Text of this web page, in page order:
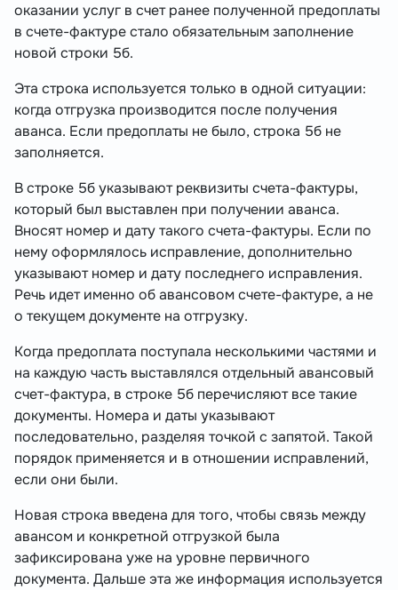
оказании услуг в счет ранее полученной предоплаты
в счете-фактуре стало обязательным заполнение
новой строки 5б.
Эта строка используется только в одной ситуации:
когда отгрузка производится после получения
аванса. Если предоплаты не было, строка 5б не
заполняется.
В строке 5б указывают реквизиты счета-фактуры,
который был выставлен при получении аванса.
Вносят номер и дату такого счета-фактуры. Если по
нему оформлялось исправление, дополнительно
указывают номер и дату последнего исправления.
Речь идет именно об авансовом счете-фактуре, а не
о текущем документе на отгрузку.
Когда предоплата поступала несколькими частями и
на каждую часть выставлялся отдельный авансовый
счет-фактура, в строке 5б перечисляют все такие
документы. Номера и даты указывают
последовательно, разделяя точкой с запятой. Такой
порядок применяется и в отношении исправлений,
если они были.
Новая строка введена для того, чтобы связь между
авансом и конкретной отгрузкой была
зафиксирована уже на уровне первичного
документа. Дальше эта же информация используется